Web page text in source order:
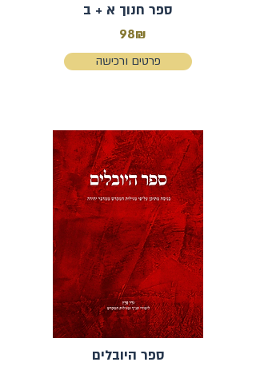
ספר חנוך א + ב
98₪
פרטים ורכישה
ספר היובלים